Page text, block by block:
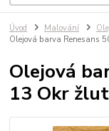
Úvod Malování
Olejová barva Renesans
Olejová
13 Okr